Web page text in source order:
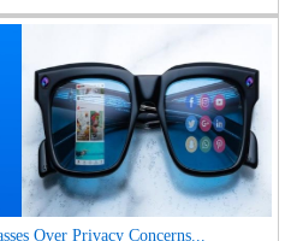
Over Privacy Concerns...